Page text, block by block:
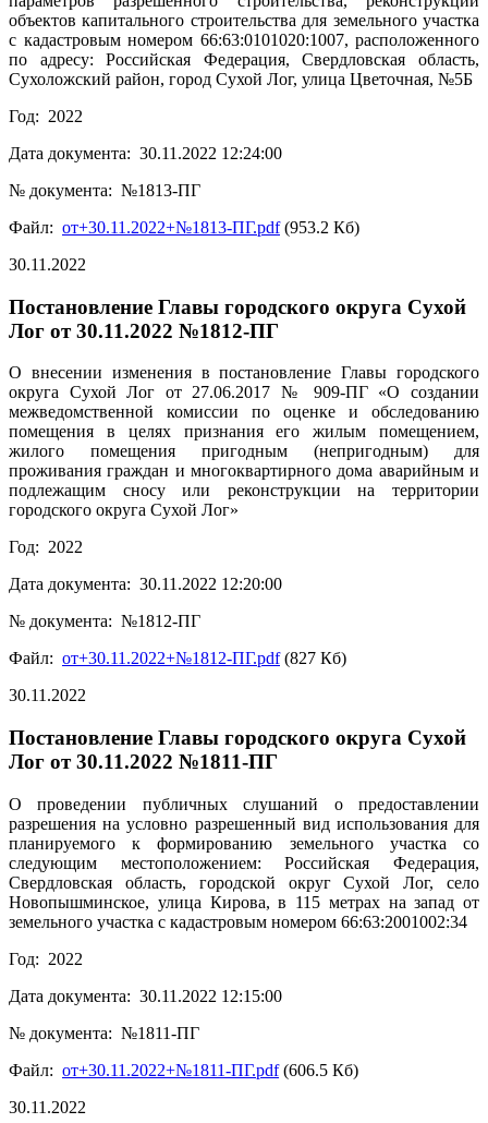
объектов капитального строительства для земельного участка
с кадастровым номером 66:63:0101020:1007, расположенного
по адресу: Российская Федерация, Свердловская область,
Сухоложский район, город Сухой Лог, улица Цветочная, №5Б
Год: 2022
Дата документа: 30.11.2022 12:24:00
№ документа: №1813-ПГ
Файл: от+30.11.2022+№1813-ПГ.pdf(953.2 Кб)
30.11.2022
Постановление Главы городского округа Сухой
Лог от 30.11.2022 №1812-ПГ
О внесении изменения в постановление Главы городского
округа Сухой Лог от 27.06.2017 № 909-ПГ «О создании
межведомственной комиссии по оценке и обследованию
помещения в целях признания его жилым помещением,
жилого помещения пригодным (непригодным) для
проживания граждан и многоквартирного дома аварийным и
подлежащим сносу или реконструкции на территории
городского округа Сухой Лог»
Год: 2022
Дата документа: 30.11.2022 12:20:00
№ документа: №1812-ПГ
Файл: от+30.11.2022+№1812-ПГ.pdf(827 Кб)
30.11.2022
Постановление Главы городского округа Сухой
Лог от 30.11.2022 №1811-ПГ
О проведении публичных слушаний о предоставлении
разрешения на условно разрешенный вид использования для
планируемого к формированию земельного участка со
следующим местоположением: Российская Федерация,
Свердловская область, городской округ Сухой Лог, село
Новопышминское, улица Кирова, в 115 метрах на запад от
земельного участка с кадастровым номером 66:63:2001002:34
Год: 2022
Дата документа: 30.11.2022 12:15:00
№ документа: №1811-ПГ
Файл: от+30.11.2022+№1811-ПГ.pdf(606.5 Кб)
30.11.2022